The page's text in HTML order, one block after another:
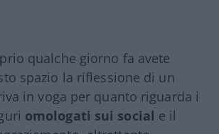
qualche giorno fa avete
spazio la riflessione di un
in voga per quanto riguarda i
omologati sui social e il